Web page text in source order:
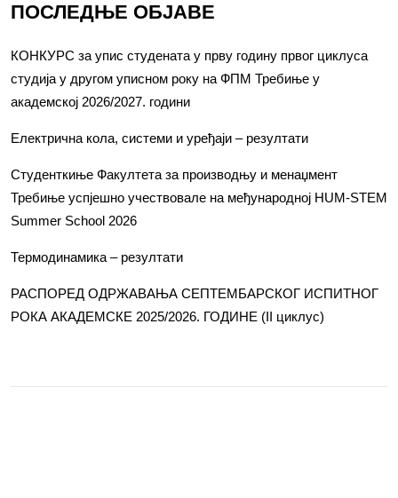
ПОСЛЕДЊЕ ОБЈАВЕ
КОНКУРС за упис студената у прву годину првог циклуса
студија у другом уписном року на ФПМ Требиње у
академској 2026/2027. години
Електрична кола, системи и уређаји – резултати
Студенткиње Факултета за производњу и менаџмент
Требиње успјешно учествовале на међународној HUM-STEM
Summer School 2026
Термодинамика – резултати
РАСПОРЕД ОДРЖАВАЊА СЕПТЕМБАРСКОГ ИСПИТНОГ
РОКА АКАДЕМСКЕ 2025/2026. ГОДИНЕ (II циклус)